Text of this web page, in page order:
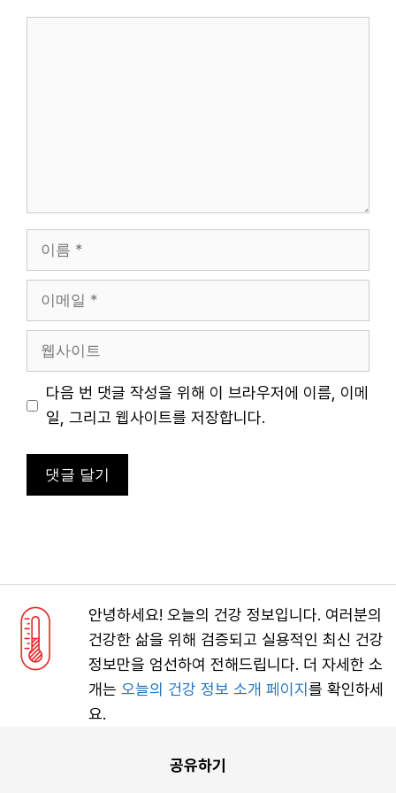
트
다음 번 댓글 작성을 위해 이 브라우저에 이름, 이메
일, 그리고 웹사이트를 저장합니다.
안녕하세요! 오늘의 건강 정보입니다. 여러분의
건강한 삶을 위해 검증되고 실용적인 최신 건강
정보만을 엄선하여 전해드립니다. 더 자세한 소
개는 오늘의 건강 정보 소개 페이지 를 확인하세
요.
공유하기